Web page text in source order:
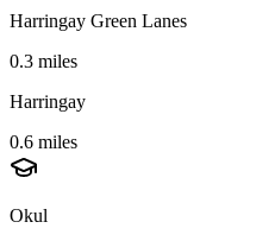
Harringay Green Lanes
0.3 miles
Harringay
0.6 miles
Okul